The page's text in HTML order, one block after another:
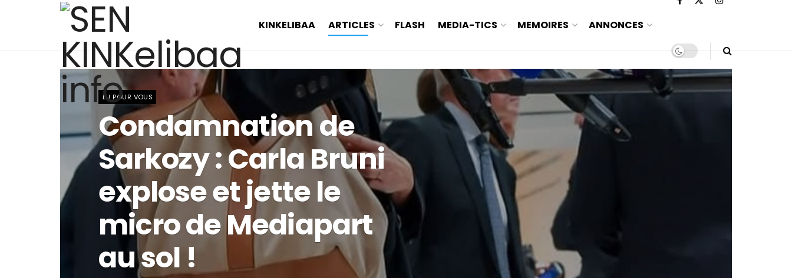
KINKELIBAA ARTICLES FLASH MEDIA-TICS MEMOIRES ANNONCES
LU POUR VOUS
Condamnation de
Sarkozy : Carla Bruni
explose et jette le
micro de Mediapart
au sol !